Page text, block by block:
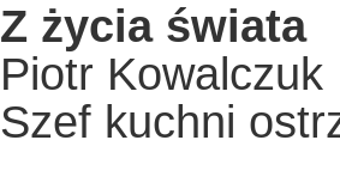
Z życia świata
Piotr Kowalczuk
Szef kuchni